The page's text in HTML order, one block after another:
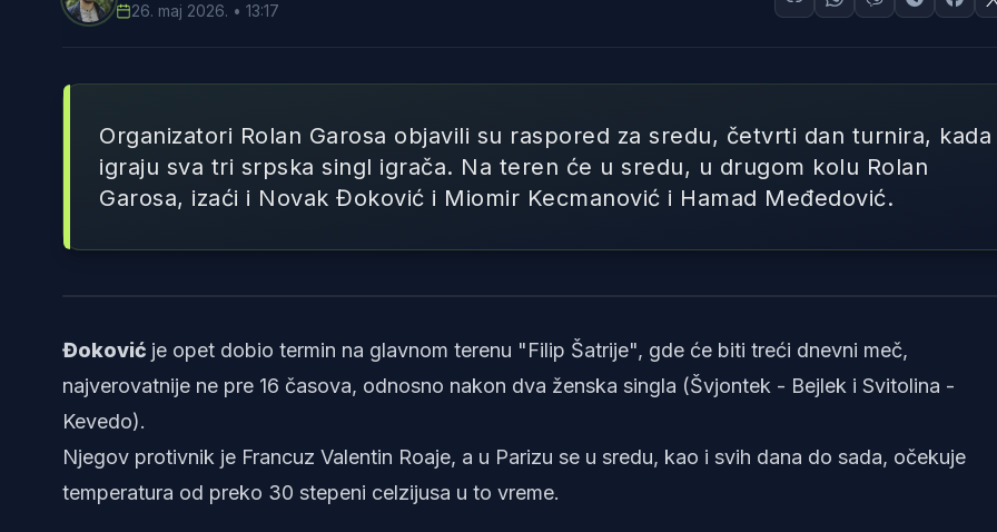
26. maj 2026. • 13:17
Organizatori Rolan Garosa objavili su raspored za sredu, četvrti dan turnira, kada
igraju sva tri srpska singl igrača. Na teren će u sredu, u drugom kolu Rolan
Garosa, izaći i Novak Đoković i Miomir Kecmanović i Hamad Međedović.
Đoković je opet dobio termin na glavnom terenu "Filip Šatrije", gde će biti treći dnevni meč,
najverovatnije ne pre 16 časova, odnosno nakon dva ženska singla (Švjontek - Bejlek i Svitolina -
Kevedo).
Njegov protivnik je Francuz Valentin Roaje, a u Parizu se u sredu, kao i svih dana do sada, očekuje
temperatura od preko 30 stepeni celzijusa u to vreme.